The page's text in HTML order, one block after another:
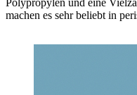
Polypropylen und eine
machen es sehr beliebt in